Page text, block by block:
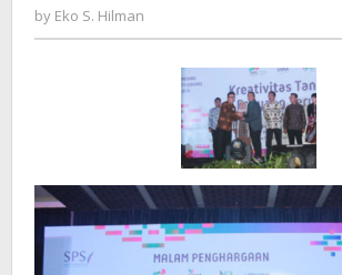
by Eko S. Hilman